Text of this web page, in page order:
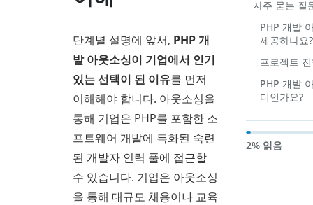
단계별 설명에 앞서, PHP 개
발 아웃소싱이 기업에서 인기
있는 선택이 된 이유를 먼저
이해해야 합니다. 아웃소싱을
통해 기업은 PHP를 포함한 소
프트웨어 개발에 특화된 숙련
된 개발자 인력 풀에 접근할
수 있습니다. 기업은 아웃소싱
을 통해 대규모 채용이나 교육
자주 묻는 질
PHP 개발
제공하나요?
프로젝트
PHP 개발
디인가요?
2% 읽음